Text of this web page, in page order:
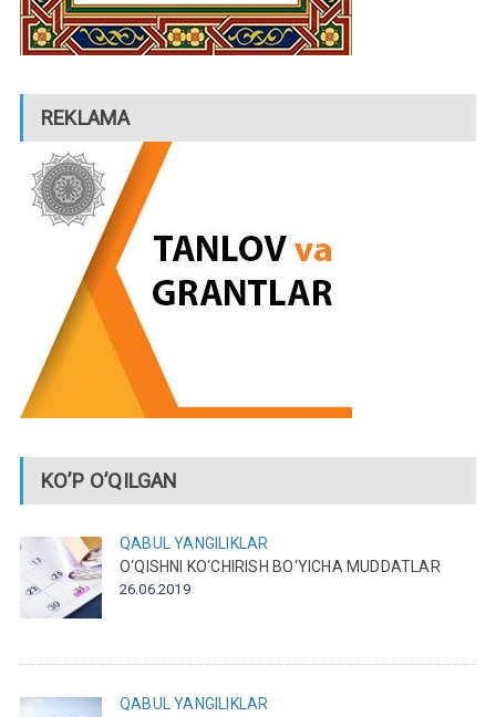
REKLAMA
KO’P O’QILGAN
QABUL
YANGILIKLAR
O‘QISHNI KO‘CHIRISH BO‘YICHA MUDDATLAR
26.06.2019
QABUL
YANGILIKLAR